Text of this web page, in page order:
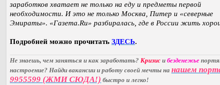
заработков хватает не только на еду и предметы первой
необходимости. И это не только Москва, Питер и «северные
Эмираты». «Газета.Ru» разбиралась, где в России жить
Подробней можно прочитать ЗДЕСЬ.
Не знаешь, чем заняться и как заработать? Кризис и безденежье
настроение? Найди вакансии и работу своей мечты на нашем
9955599 (ЖМИ СЮДА!) быстро и легко!